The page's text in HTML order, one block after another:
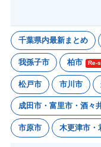
千葉県内最新まとめ
我孫子市 柏市 Re-
松戸市 市川市
成田市・富里市・酒々
市原市 木更津市・